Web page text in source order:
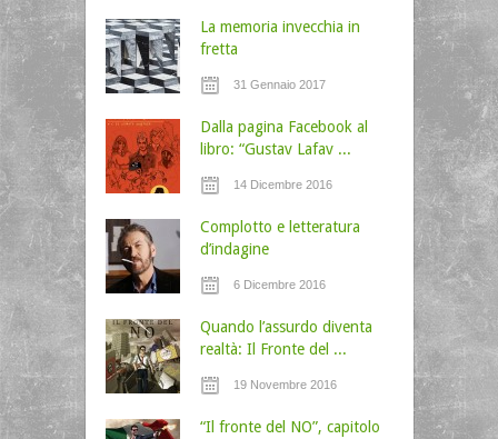
La memoria invecchia in
fretta
31 Gennaio 2017
Dalla pagina Facebook al
libro: “Gustav Lafav ...
14 Dicembre 2016
Complotto e letteratura
d’indagine
6 Dicembre 2016
Quando l’assurdo diventa
realtà: Il Fronte del ...
19 Novembre 2016
“Il fronte del NO”, capitolo